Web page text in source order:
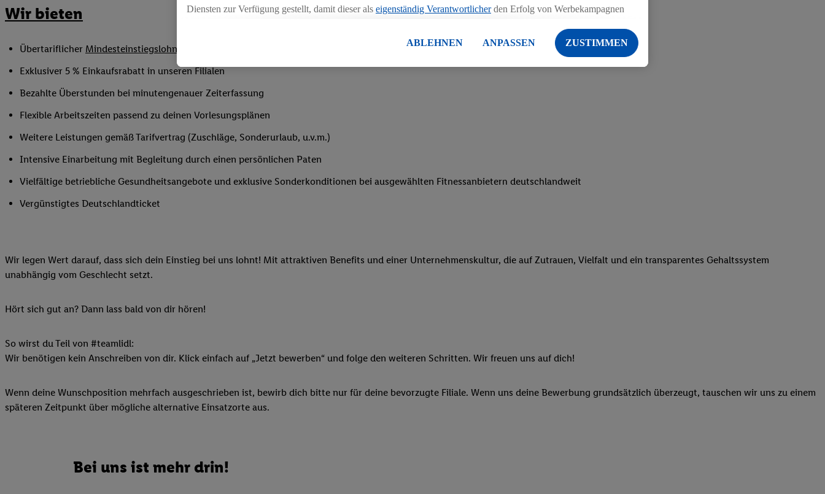
Wir bieten
Übertariflicher Mindesteinstiegslohn
Exklusiver 5 % Einkaufsrabatt in unseren Filialen
Bezahlte Überstunden bei minutengenauer Zeiterfassung
Flexible Arbeitszeiten passend zu deinen Vorlesungsplänen
Weitere Leistungen gemäß Tarifvertrag (Zuschläge, Sonderurlaub, u.v.m.)
Intensive Einarbeitung mit Begleitung durch einen persönlichen Paten
Vielfältige betriebliche Gesundheitsangebote und exklusive Sonderkonditionen bei ausgewählten Fitnessanbietern deutschlandweit
Vergünstigtes Deutschlandticket
Wir legen Wert darauf, dass sich dein Einstieg bei uns lohnt! Mit attraktiven Benefits und einer Unternehmenskultur, die auf Zutrauen, Vielfalt und ein transparentes Gehaltssystem
unabhängig vom Geschlecht setzt.
Hört sich gut an? Dann lass bald von dir hören!
So wirst du Teil von #teamlidl:
Wir benötigen kein Anschreiben von dir. Klick einfach auf „Jetzt bewerben“ und folge den weiteren Schritten. Wir freuen uns auf dich!
Wenn deine Wunschposition mehrfach ausgeschrieben ist, bewirb dich bitte nur für deine bevorzugte Filiale. Wenn uns deine Bewerbung grundsätzlich überzeugt, tauschen wir uns zu einem
späteren Zeitpunkt über mögliche alternative Einsatzorte aus.
Bei uns ist mehr drin!
Diensten zur Verfügung gestellt, damit dieser als eigenständig Verantwortlicherden Erfolg von Werbekampagnen
Die Erstellung personalisierter Werbung basiert auf der Generierung von auch mit Daten von anderen Diensten
angereicherten Profilen. Dies umfasst die Zusammenführung von Daten (z.B. über Ihre Nutzung der Lidl-Dienste,
Ihr Kaufverhalten in den Lidl-Diensten, Informationen aus Ihrem Kundenkonto - z.B. Alter oder Geschlecht -
Speichern von und/ oder dem Zugriff auf Informationen auf Ihren Endgeräten zur Erstellung von Zielgruppen
(sogenannten Segmenten). Im Zusammenhang mit dem Ausspielen dieser Werbung erfolgen Verarbeitungen auch
zur technischen Sicherung und Optimierung dieser Werbeausspielungen.
Sofern Sie hier Ihre Zustimmung dazu erteilen und danach ein Lidl Plus-Konto erstellen bzw. sich in Ihr
in gemeinsamer Verantwortlichkeit mit einem der oben genannten Partner verwendet werden, um daraus eine
Zudem erlauben Sie uns, der Utiq SA/NV („Utiq“) und IhremTelekommunikationsnetzbetreiber, die Utiq-
Adresse und einer Kundenkonto-Referenz, wie z.B. Ihrer Mobilfunknummer, eine Kennung für Utiq erstellt. Wir
können Ihre Einwilligung speziell zur Nutzung der Utiq-Technologie - zusätzlich zur weiter unten erläuterten
(„consenthub“)oder über „Anpassen“/„Nutzung der Telekommunikations-basierten Utiq-Technologie für digitales
Marketing“ am unteren Ende dieser Einwilligung (nur für die Lidl-Dienste) widerrufen. Weitere Informationen
sämtlicher genannten Partner zu. Weitere Informationen, auch zur Speicherdauer der Daten und zu Ihrem Recht,
ABLEHNEN ANPASSEN ZUSTIMMEN